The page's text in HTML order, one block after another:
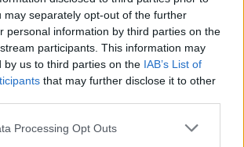
may separately opt-out of the further
personal information by third parties on the
participants. This information may
by us to third parties on the IAB’s List of
that may further disclose it to other
Processing Opt Outs
is dit juist een
lijkt de huidige generatie eigenschappen te
draait niet uitsluitend om individuele